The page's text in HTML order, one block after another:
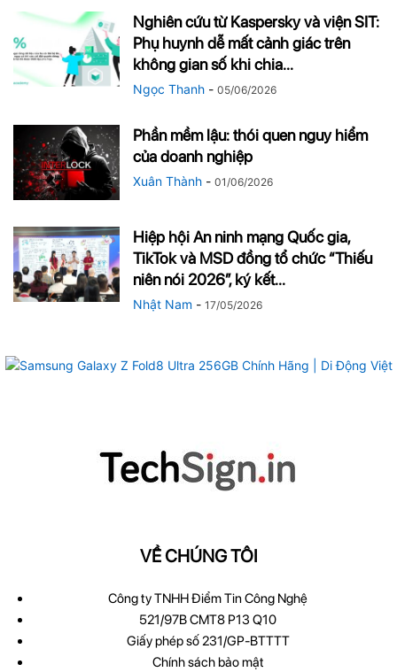
Nghiên cứu từ Kaspersky và viện SIT:
Phụ huynh dễ mất cảnh giác trên
không gian số khi chia...
Ngọc Thanh - 05/06/2026
Phần mềm lậu: thói quen nguy hiểm
của doanh nghiệp
Xuân Thành - 01/06/2026
Hiệp hội An ninh mạng Quốc gia,
TikTok và MSD đồng tổ chức “Thiếu
niên nói 2026″, ký kết...
Nhật Nam - 17/05/2026
VỀ CHÚNG TÔI
Công ty TNHH Điểm Tin Công Nghệ
521/97B CMT8 P13 Q10
Giấy phép số 231/GP-BTTTT
Chính sách bảo mật